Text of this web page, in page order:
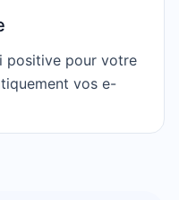
positive pour votre
vos e-